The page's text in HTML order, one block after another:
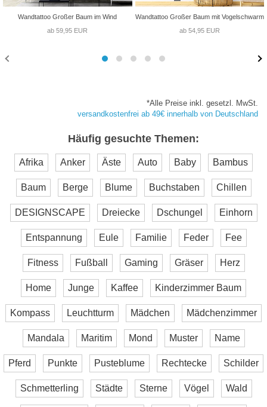
Wandtattoo Großer Baum im Wind
ab 59,95 EUR
Wandtattoo Großer Baum mit Vogelschwarm
ab 54,95 EUR
*Alle Preise inkl. gesetzl. MwSt.
versandkostenfrei ab 49€ innerhalb von Deutschland
Häufig gesuchte Themen:
Afrika Anker Äste Auto Baby Bambus
Baum Berge Blume Buchstaben Chillen
DESIGNSCAPE Dreiecke Dschungel Einhorn
Entspannung Eule Familie Feder Fee
Fitness Fußball Gaming Gräser Herz
Home Junge Kaffee Kinderzimmer Baum
Kompass Leuchtturm Mädchen Mädchenzimmer
Mandala Maritim Mond Muster Name
Pferd Punkte Pusteblume Rechtecke Schilder
Schmetterling Städte Sterne Vögel Wald